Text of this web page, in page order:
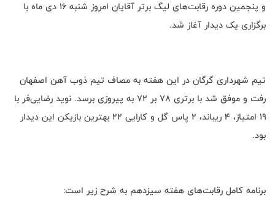
و پنجمین دوره رقابت‌های لیگ برتر آقایان امروز شنبه ۱۶ دی ماه با
برگزاری یک دیدار آغاز شد.
تیم شهرداری گرگان در این هفته به مصاف تیم ذوب آهن اصفهان
رفت و موفق شد با برتری ۷۸ بر ۷۲ به پیروزی برسد. نوید رضایی‌فر با
۱۹ امتیاز، ۴ ریباند، ۲ پاس گل و کارایی ۲۲ بهترین بازیکن این دیدار
بود.
برنامه کامل رقابت‌های هفته سیزدهم به شرح زیر است: